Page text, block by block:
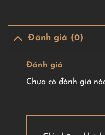
Đánh giá (0)
Đánh giá
Chưa có đánh giá